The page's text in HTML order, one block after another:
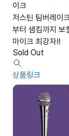
이크
저스틴 팀버레이
부터 샘킴까지 보
마이크 최강자!!
Sold Out
상품링크